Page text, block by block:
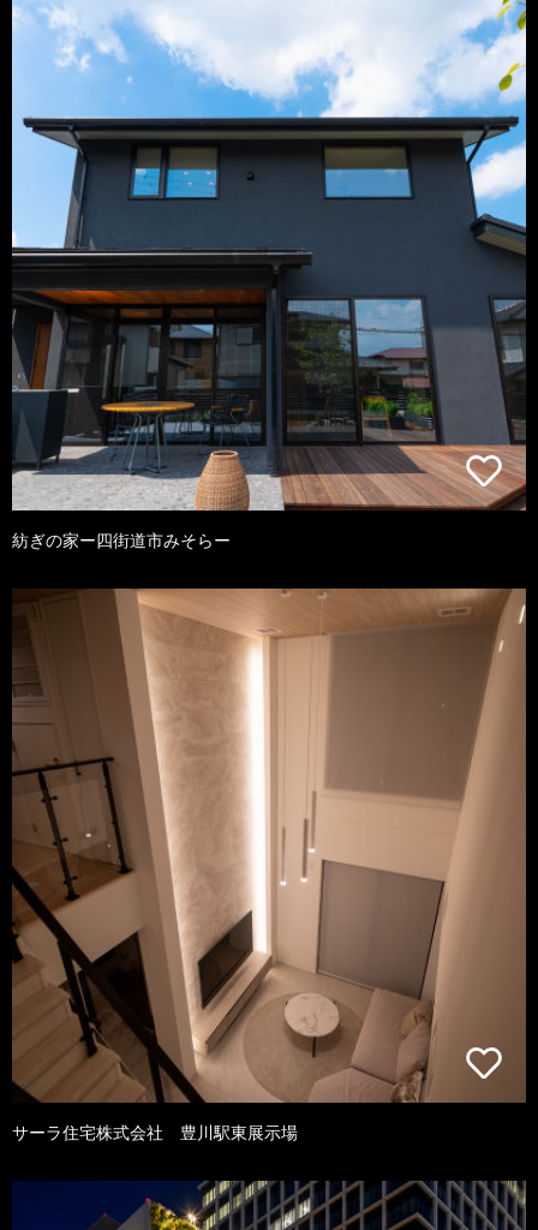
紡ぎの家ー四街道市みそらー
サーラ住宅株式会社 豊川駅東展示場